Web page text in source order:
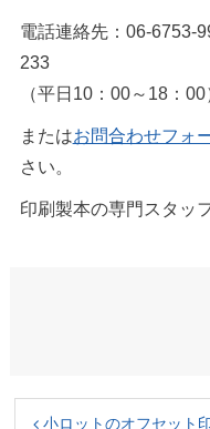
電話連絡先：06-6753-
233
（平日10：00～18：00
またはお問合わせフォ
さい。
印刷製本の専門スタッ
小ロットのオフセット